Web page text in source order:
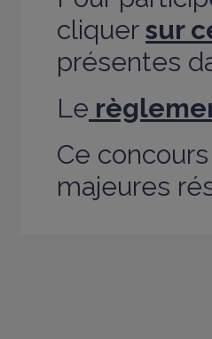
cliquer sur
présentes
Le
Ce
majeures